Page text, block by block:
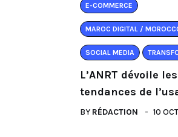
E-COMMERCE
MAROC DIGITAL /
SOCIAL MEDIA
L’ANRT dévoile
tendances de
BY RÉDACTION 10